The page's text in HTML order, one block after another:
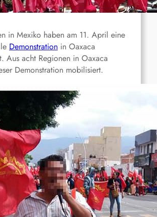
in Mexiko haben am 11. April eine
Demonstration in Oaxaca
Aus acht Regionen in Oaxaca
Demonstration mobilisiert.